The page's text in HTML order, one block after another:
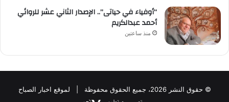
“أوفياء في حياتى”.. الإصدار الثاني عشر للروائي
أحمد عبدالكريم
منذ ساعتين
© حقوق النشر 2026، جميع الحقوق محفوظة | لموقع اخبار الصباح